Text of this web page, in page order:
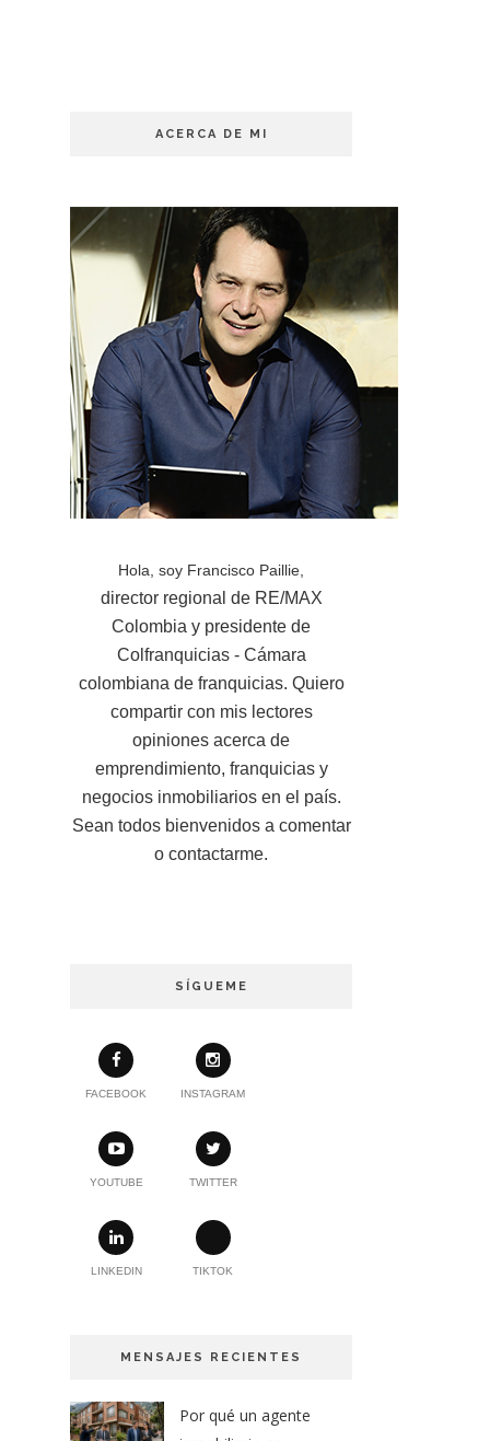
ACERCA DE MI
Hola, soy Francisco Paillie,
director regional de RE/MAX
Colombia y presidente de
Colfranquicias - Cámara
colombiana de franquicias. Quiero
compartir con mis lectores
opiniones acerca de
emprendimiento, franquicias y
negocios inmobiliarios en el país.
Sean todos bienvenidos a comentar
o contactarme.
SÍGUEME
FACEBOOK INSTAGRAM
YOUTUBE TWITTER
LINKEDIN TIKTOK
MENSAJES RECIENTES
Por qué un agente